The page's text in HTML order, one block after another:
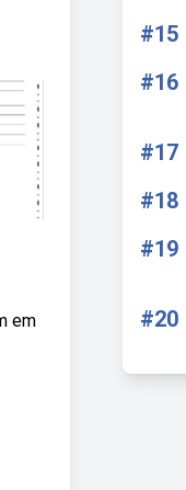
em
#15
#16
#17
#18
#19
#20